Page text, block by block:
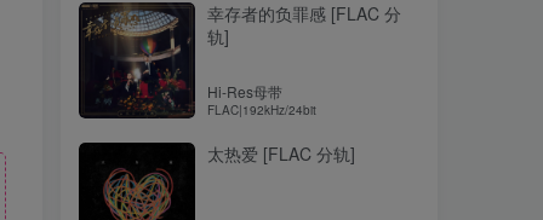
幸存者的负罪感 [FLAC 分
轨]
Hi-Res母带
FLAC|192kHz/24bit
太热爱 [FLAC 分轨]